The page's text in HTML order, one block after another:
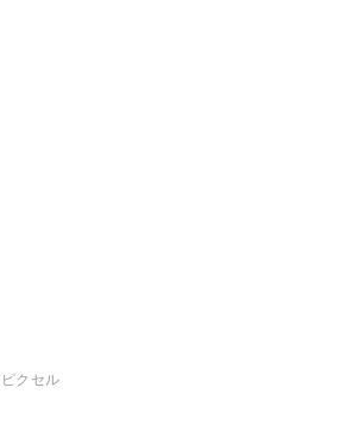
ピクセル